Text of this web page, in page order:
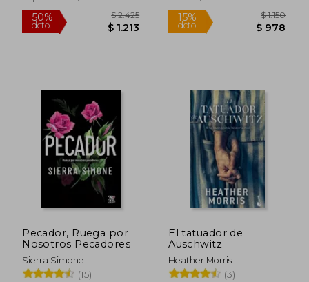
50% 15%
Pecador, Ruega por
Nosotros Pecadores
Sierra Simone
(15)
El tatuador de
Auschwitz
Heather Morris
(3)